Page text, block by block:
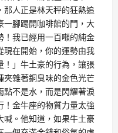
人正是林天秤的狂熱追
腳踢開咖啡館的門，大
！我已經用一百噸的純金
現在開始，你的運勢由我
！」牛土豪的行為，讓張
夾雜著銅臭味的金色光芒
點不是水，而是閃耀著淚
！金牛座的物質力量太強
喊。他知道，如果牛土豪